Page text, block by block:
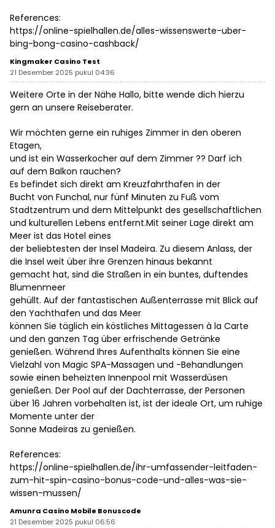
References:
https://online-spielhallen.de/alles-wissenswerte-uber-
bing-bong-casino-cashback/
Kingmaker Casino Test
21 Desember 2025 pukul 04:36
Weitere Orte in der Nähe Hallo, bitte wende dich hierzu
gern an unsere Reiseberater.
Wir möchten gerne ein ruhiges Zimmer in den oberen
Etagen,
und ist ein Wasserkocher auf dem Zimmer ?? Darf ich
auf dem Balkon rauchen?
Es befindet sich direkt am Kreuzfahrthafen in der
Bucht von Funchal, nur fünf Minuten zu Fuß vom
Stadtzentrum und dem Mittelpunkt des gesellschaftlichen
und kulturellen Lebens entfernt.Mit seiner Lage direkt am
Meer ist das Hotel eines
der beliebtesten der Insel Madeira. Zu diesem Anlass, der
die Insel weit über ihre Grenzen hinaus bekannt
gemacht hat, sind die Straßen in ein buntes, duftendes
Blumenmeer
gehüllt. Auf der fantastischen Außenterrasse mit Blick auf
den Yachthafen und das Meer
können Sie täglich ein köstliches Mittagessen à la Carte
und den ganzen Tag über erfrischende Getränke
genießen. Während Ihres Aufenthalts können Sie eine
Vielzahl von Magic SPA-Massagen und -Behandlungen
sowie einen beheizten Innenpool mit Wasserdüsen
genießen. Der Pool auf der Dachterrasse, der Personen
über 16 Jahren vorbehalten ist, ist der ideale Ort, um ruhige
Momente unter der
Sonne Madeiras zu genießen.
References:
https://online-spielhallen.de/ihr-umfassender-leitfaden-
zum-hit-spin-casino-bonus-code-und-alles-was-sie-
wissen-mussen/
Amunra Casino Mobile Bonuscode
21 Desember 2025 pukul 06:56